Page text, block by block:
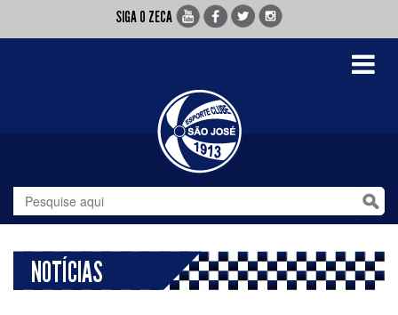
SIGA O ZECA
Toggle
NOTÍCIAS